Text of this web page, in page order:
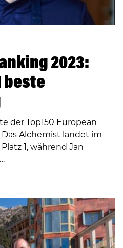
2023:
beste
der Top150 European
Alchemist landet im
1, während Jan